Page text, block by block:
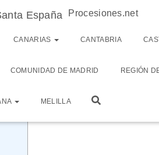
Procesiones.net
CANARIAS CANTABRIA
COMUNIDAD DE MADRID REGIÓN
MELILLA